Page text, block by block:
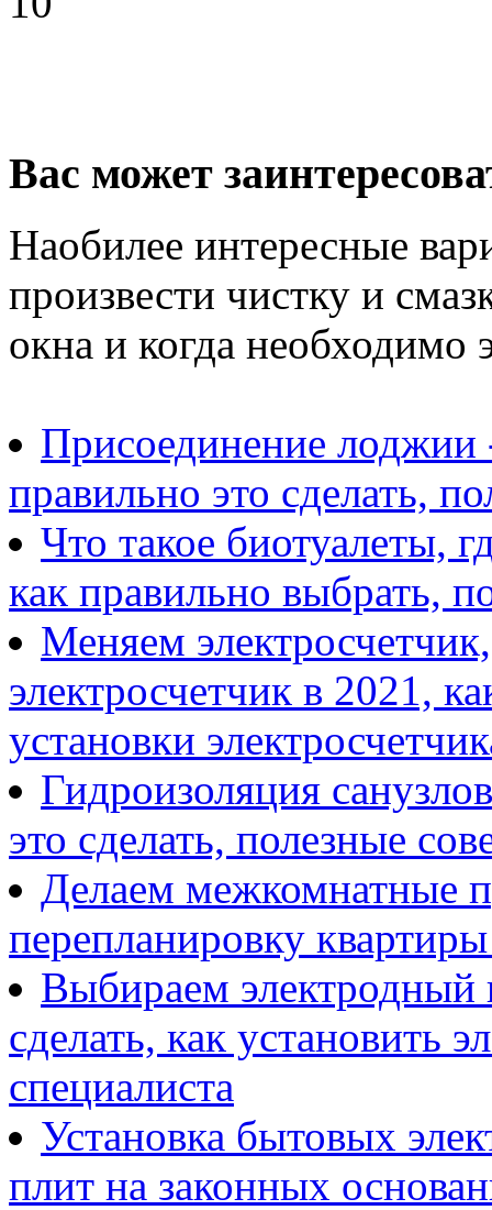
Вас может
Наобилее интересные
произвести чистку и
окна и когда необходимо
Присоединение лоджии
правильно это сделать,
Что такое биотуалеты,
как правильно выбрать,
Меняем
электросчетчик в 2021,
установки
Гидроизоляция
это сделать, полезные
Делаем межкомнатные
перепланировку
Выбираем электродный
сделать, как установить
специалиста
Установка бытовых
плит на законных